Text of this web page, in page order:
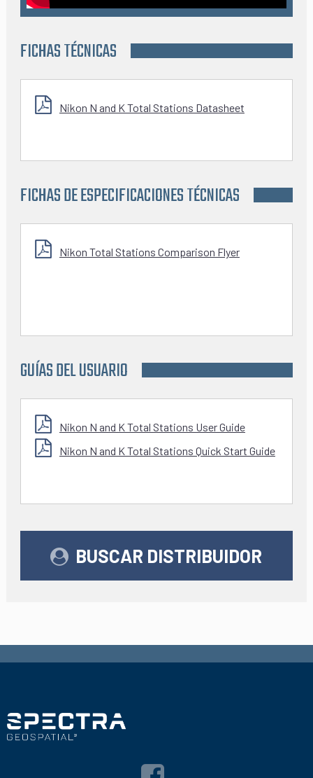
FICHAS TÉCNICAS
Nikon N and K Total Stations Datasheet
FICHAS DE ESPECIFICACIONES TÉCNICAS
Nikon Total Stations Comparison Flyer
GUÍAS DEL USUARIO
Nikon N and K Total Stations User Guide
Nikon N and K Total Stations Quick Start Guide
BUSCAR DISTRIBUIDOR